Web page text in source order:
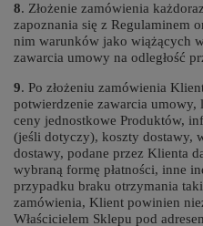
8. Złożenie zamówienia
zapoznania się z Regulaminem
nim warunków jako wiążących
zawarcia umowy na odległość
9. Po złożeniu zamówienia
potwierdzenie zawarcia
ceny jednostkowe Produktów,
(jeśli dotyczy), koszty dostawy,
dostawy, podane przez Klienta
wybraną formę płatności, inne
przypadku braku otrzymania
zamówienia, Klient powinien
Właścicielem Sklepu pod